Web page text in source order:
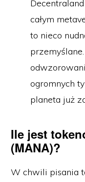
całym
to nieco
ogromnych
planeta już
Ile jest
(MANA)?
W chwili pisania